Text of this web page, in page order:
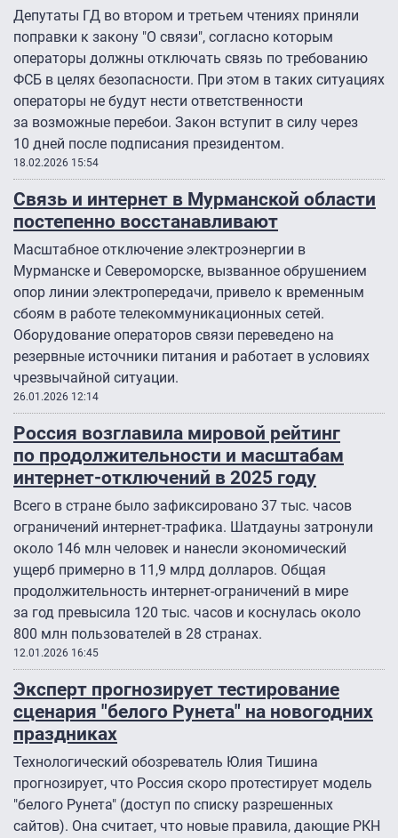
Депутаты ГД во втором и третьем чтениях приняли
поправки к закону "О связи", согласно которым
операторы должны отключать связь по требованию
ФСБ в целях безопасности. При этом в таких ситуациях
операторы не будут нести ответственности
за возможные перебои. Закон вступит в силу через
10 дней после подписания президентом.
18.02.2026 15:54
Связь и интернет в Мурманской области
постепенно восстанавливают
Масштабное отключение электроэнергии в
Мурманске и Североморске, вызванное обрушением
опор линии электропередачи, привело к временным
сбоям в работе телекоммуникационных сетей.
Оборудование операторов связи переведено на
резервные источники питания и работает в условиях
чрезвычайной ситуации.
26.01.2026 12:14
Россия возглавила мировой рейтинг
по продолжительности и масштабам
интернет-отключений в 2025 году
Всего в стране было зафиксировано 37 тыс. часов
ограничений интернет-трафика. Шатдауны затронули
около 146 млн человек и нанесли экономический
ущерб примерно в 11,9 млрд долларов. Общая
продолжительность интернет-ограничений в мире
за год превысила 120 тыс. часов и коснулась около
800 млн пользователей в 28 странах.
12.01.2026 16:45
Эксперт прогнозирует тестирование
сценария "белого Рунета" на новогодних
праздниках
Технологический обозреватель Юлия Тишина
прогнозирует, что Россия скоро протестирует модель
"белого Рунета" (доступ по списку разрешенных
сайтов). Она считает, что новые правила, дающие РКН